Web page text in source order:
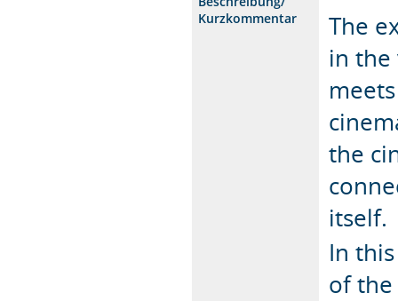
Kurzkommentar
The
in
the
itself.
In
of the